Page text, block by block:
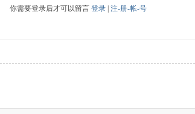
你需要登录后才可以留言 登录| 注-册-帐-号